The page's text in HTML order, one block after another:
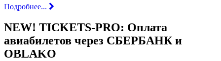
Подробнее...
NEW! TICKETS-PRO: Оплата
авиабилетов через СБЕРБАНК и
OBLAKO